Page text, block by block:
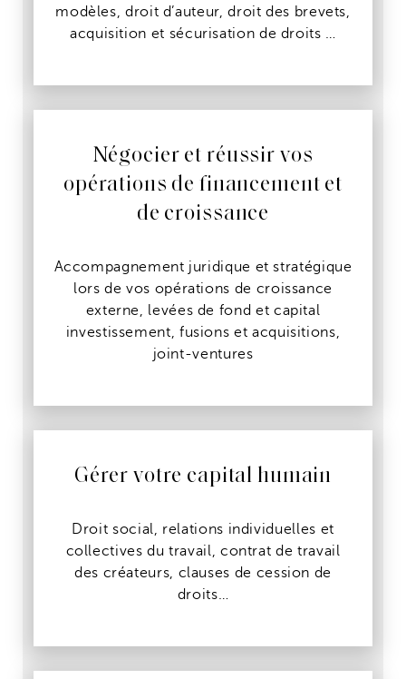
modèles, droit d’auteur, droit des brevets,
acquisition et sécurisation de droits …
Négocier et réussir vos
opérations de financement et
de croissance
Accompagnement juridique et stratégique
lors de vos opérations de croissance
externe, levées de fond et capital
investissement, fusions et acquisitions,
joint-ventures
Gérer votre capital humain
Droit social, relations individuelles et
collectives du travail, contrat de travail
des créateurs, clauses de cession de
droits…